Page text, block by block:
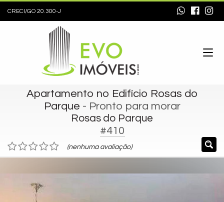
CRECI/GO 20.300-J
Apartamento no Edifício Rosas do
Parque - Pronto para morar
Rosas do Parque
#410
(nenhuma avaliação)